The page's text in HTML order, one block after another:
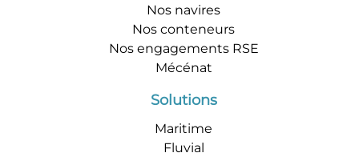
Nos navires
Nos conteneurs
Nos engagements RSE
Mécénat
Solutions
Maritime
Fluvial